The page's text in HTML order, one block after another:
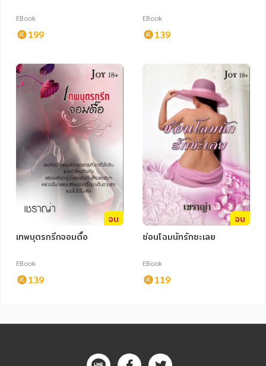
EBook
199
EBook
139
จบ
เทพบุตรกรีกจอมตื้อ
EBook
139
จบ
ซ่อนโฉมนักรักซะเลย
EBook
119